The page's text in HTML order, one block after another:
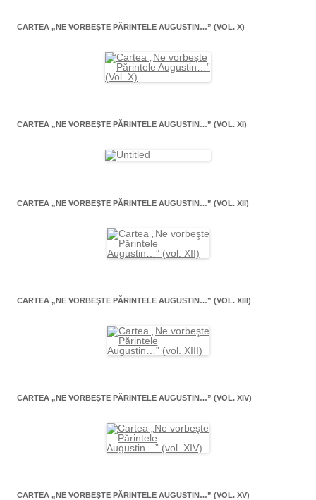
CARTEA „NE VORBEŞTE PĂRINTELE AUGUSTIN…” (VOL. X)
CARTEA „NE VORBEŞTE PĂRINTELE AUGUSTIN…” (VOL. XI)
CARTEA „NE VORBEŞTE PĂRINTELE AUGUSTIN…” (VOL. XII)
CARTEA „NE VORBEŞTE PĂRINTELE AUGUSTIN…” (VOL. XIII)
CARTEA „NE VORBEŞTE PĂRINTELE AUGUSTIN…” (VOL. XIV)
CARTEA „NE VORBEŞTE PĂRINTELE AUGUSTIN…” (VOL. XV)